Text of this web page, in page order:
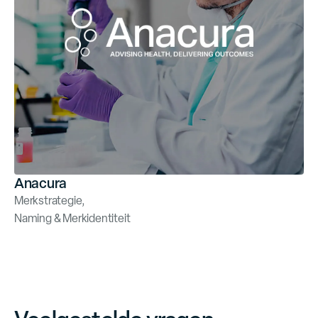
Anacura
Merkstrategie,
Naming & Merkidentiteit